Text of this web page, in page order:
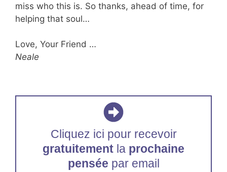
miss who this is. So thanks, ahead of time, for
helping that soul…
Love, Your Friend …
Neale
Cliquez ici pour recevoir
gratuitement la prochaine
pensée par email